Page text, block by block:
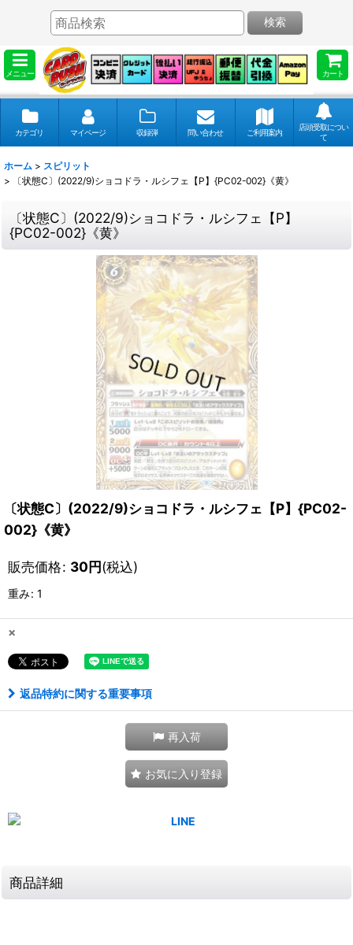
メニュー カート
検索
カテゴリ マイページ 収録弾 問い合わせ ご利用案内
店頭受取につい
て
ホーム > スピリット
>
〔状態C〕(2022/9)ショコドラ・ルシフェ【P】{PC02-002}《黄》
〔状態C〕(2022/9)ショコドラ・ルシフェ【P】
{PC02-002}《黄》
〔状態C〕(2022/9)ショコドラ・ルシフェ【P】{PC02-
002}《黄》
販売価格: 30円(税込)
重み: 1
×
返品特約に関する重要事項
再入荷
お気に入り登録
商品詳細